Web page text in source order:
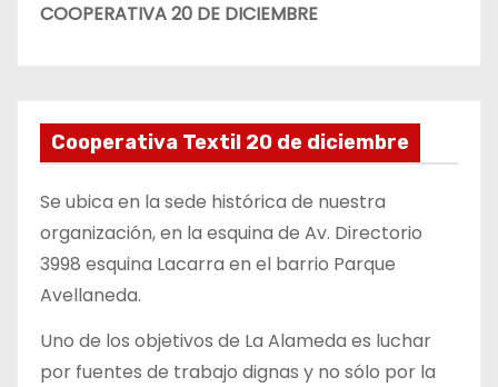
COOPERATIVA 20 DE DICIEMBRE
Cooperativa Textil 20 de diciembre
Se ubica en la sede histórica de nuestra
organización, en la esquina de Av. Directorio
3998 esquina Lacarra en el barrio Parque
Avellaneda.
Uno de los objetivos de La Alameda es luchar
por fuentes de trabajo dignas y no sólo por la